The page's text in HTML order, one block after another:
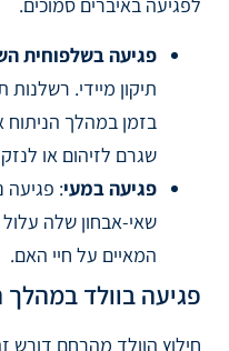
לפגיעה באיברים סמוכים.
פגיעה בשלפוחית
תיקון מיידי.
בזמן במהלך הניתוח
שגרם לזיהום או
פגיעה במעי: פגיעה
שאי-אבחון שלה
המאיים על חיי האם.
פגיעה בוולד במהלך
חילוץ הוולד מהרחם דורש